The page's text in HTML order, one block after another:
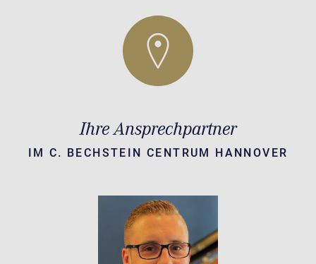
Ihre Ansprechpartner
IM C. BECHSTEIN CENTRUM HANNOVER